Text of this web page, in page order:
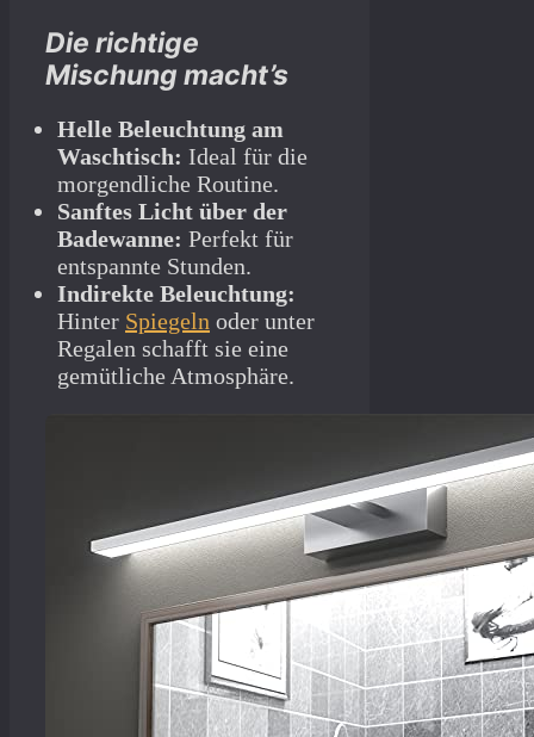
Die richtige
Mischung macht’s
Helle Beleuchtung am
Waschtisch: Ideal für die
morgendliche Routine.
Sanftes Licht über der
Badewanne: Perfekt für
entspannte Stunden.
Indirekte Beleuchtung:
Hinter Spiegeln oder unter
Regalen schafft sie eine
gemütliche Atmosphäre.